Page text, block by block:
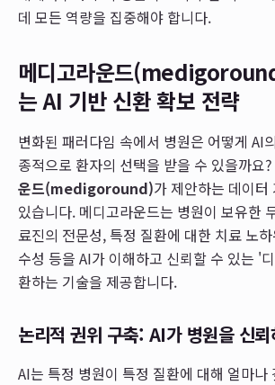
데 모든 역량을 집중해야 합니다.
메디고라운드
는 AI 기반 신환 확보 전략
변화된 패러다임 속에서 병원은 어떻게 AI
종적으로 환자의 선택을 받을 수 있을까요
운드(medigoround)가 제안하는 데이터
있습니다. 메디고라운드는 병원이 보유한
료진의 전문성, 특정 질환에 대한 치료 노
수성 등을 AI가 이해하고 신뢰할 수 있는 '
환하는 기술을 제공합니다.
논리적 권위 구축: AI가 병원을 신
AI는 특정 병원이 특정 질환에 대해 얼마나